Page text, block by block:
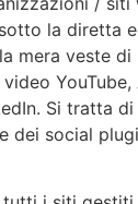
la diretta
mera veste
Si tratta
social